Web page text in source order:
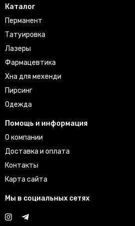
Каталог
Перманент
Татуировка
Лазеры
Фармацевтика
Хна для мехенди
Пирсинг
Одежда
Помощь и информация
О компании
Доставка и оплата
Контакты
Карта сайта
Мы в социальных сетях